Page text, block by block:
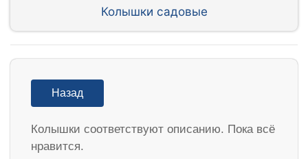
Колышки садовые
Назад
Колышки соответствуют описанию. Пока всё
нравится.